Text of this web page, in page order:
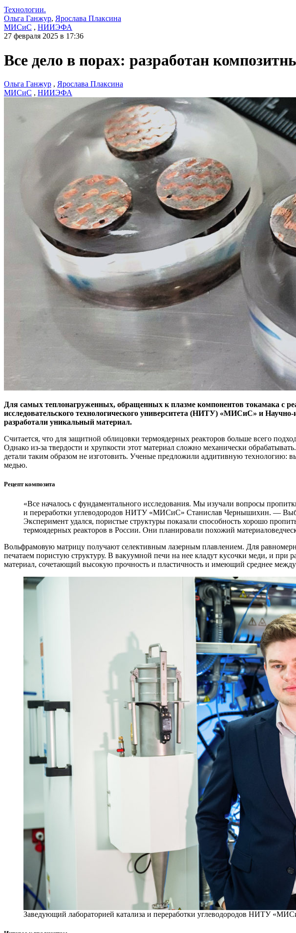
Технологии.
Ольга Ганжур, Ярослава Плаксина
МИСиС , НИИЭФА
27 февраля 2025 в 17:36
Все дело в порах: разработан
Ольга Ганжур , Ярослава Плаксина
МИСиС , НИИЭФА
Для самых теплонагруженных, обращенных к плазме компонентов токамака c
исследовательского технологического университета (НИТУ) «МИСиС» и
разработали уникальный материал.
Считается, что для защитной облицовки термоядерных реакторов больше всего
Однако из-за твердости и хрупкости этот материал сложно механически
детали таким образом не изготовить. Ученые предложили аддитивную технологию:
медью.
Рецепт композита
«Все началось с фундаментального исследования. Мы изучали вопросы
и переработки углеводородов НИТУ «МИСиС» Станислав Чернышихин. —
Эксперимент удался, пористые структуры показали способность хорошо
термоядерных реакторов в России. Они планировали похожий
Вольфрамовую матрицу получают селективным лазерным плавлением. Для
печатаем пористую структуру. В вакуумной печи на нее кладут кусочки меди, и
материал, сочетающий высокую прочность и пластичность и имеющий среднее
Заведующий лабораторией катализа и переработки углеводородов НИТУ